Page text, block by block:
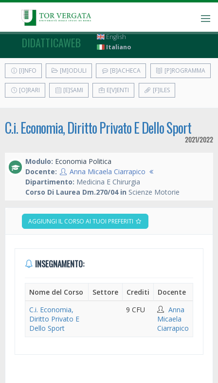
DIDATTICAWEB
English
Italiano
[I]NFO [M]ODULI [B]ACHECA [P]ROGRAMMA
[O]RARI [E]SAMI E[V]ENTI [F]ILES
C.i. Economia, Diritto Privato E Dello Sport
2021/2022
Modulo: Economia Politica
Docente:
Anna Micaela Ciarrapico
Dipartimento: Medicina E Chirurgia
Corso Di Laurea Dm.270/04 in Scienze Motorie
AGGIUNGI IL CORSO AI TUOI PREFERITI
INSEGNAMENTO:
Nome del Corso Settore Crediti
Docente
C.i. Economia,
Diritto Privato E
Dello Sport
9 CFU
Anna
Micaela
Ciarrapico